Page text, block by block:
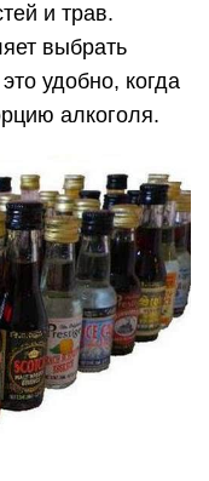
и трав.
выбрать
удобно, когда
алкоголя.